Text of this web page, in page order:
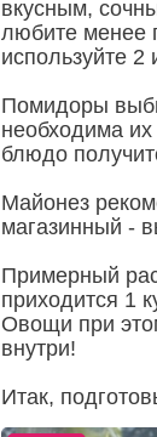
вкусным,
любите менее
используйте 2
Помидоры
необходима
блюдо
Майонез
магазинный -
Примерный
приходится 1
Овощи при
внутри!
Итак,